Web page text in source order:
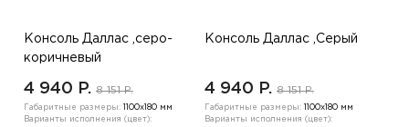
Консоль Даллас ,серо-
коричневый
4 940 P. 8 151 P.
Габаритные размеры:
1100х180 мм
Варианты исполнения (цвет):
Консоль Даллас ,Серый
4 940 P. 8 151 P.
Габаритные размеры:
1100х180 мм
Варианты исполнения (цвет):